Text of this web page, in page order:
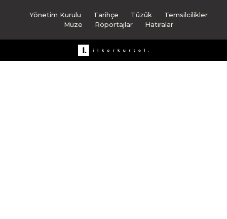
Yönetim Kurulu Tarihçe Tüzük
Temsilcilikler
Müze
Röportajlar Hatıralar